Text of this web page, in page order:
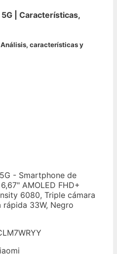
| Características,
Análisis, características y
- Smartphone de
AMOLED FHD+
6080, Triple cámara
rápida 33W, Negro